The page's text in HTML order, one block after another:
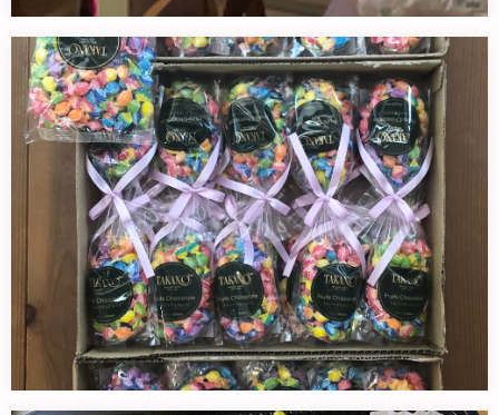
おなかすいてたんだよね。
暗い部屋の中で、冷蔵庫の明かりだ…